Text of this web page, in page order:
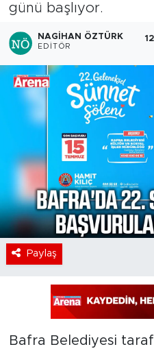
günü başlıyor.
NAGIHAN ÖZTÜRK
EDITÖR
Paylaş
Bafra Belediyesi